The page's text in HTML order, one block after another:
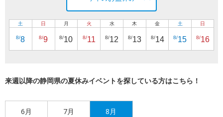
土
8/8
日
8/9
月
8/10
火
8/11
水
8/12
木
8/13
金
8/14
土
8/15
日
8/16
来週以降の静岡県の夏休みイベントを探している方はこちら！
6月 7月 8月